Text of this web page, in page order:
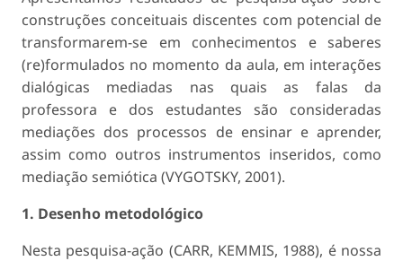
construções conceituais discentes com potencial de
transformarem-se em conhecimentos e saberes
(re)formulados no momento da aula, em interações
dialógicas mediadas nas quais as falas da
professora e dos estudantes são consideradas
mediações dos processos de ensinar e aprender,
assim como outros instrumentos inseridos, como
mediação semiótica (VYGOTSKY, 2001).
1. Desenho metodológico
Nesta pesquisa-ação (CARR, KEMMIS, 1988), é nossa